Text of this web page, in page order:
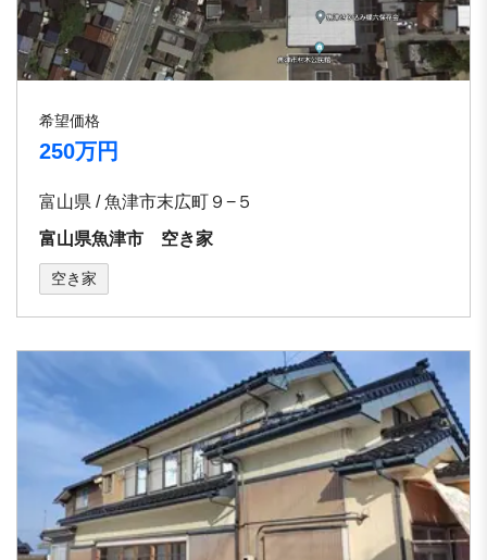
希望価格
250万円
富山県 / 魚津市末広町９−５
富山県魚津市 空き家
空き家